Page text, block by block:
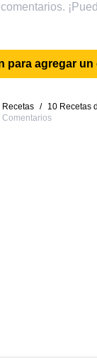
para agregar
Recetas /
10 Recetas
Comentarios